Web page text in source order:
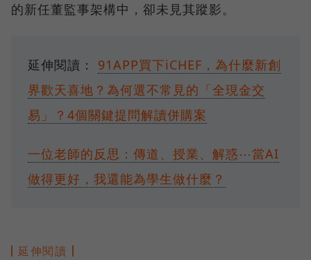
的新任董監事架構中，卻未見其蹤影。
延伸閱讀： 91APP買下iCHEF，為什麼新創
界歡天喜地？為何選不常見的「全現金交
易」？4個關鍵提問解讀併購案
一位老師的反思：傳道、授業、解惑⋯當AI
做得更好，我還能為學生做什麼？
延伸閱讀